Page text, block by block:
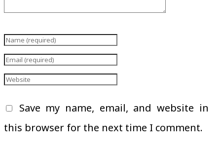
Save my name, email, and website in
this browser for the next time I comment.